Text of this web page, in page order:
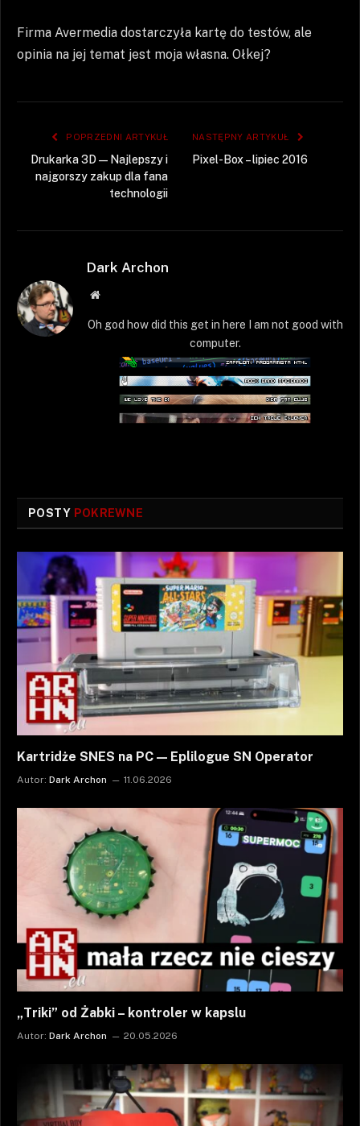
Firma Avermedia dostarczyła kartę do testów, ale
opinia na jej temat jest moja własna. Ołkej?
POPRZEDNI ARTYKUŁ
Drukarka 3D — Najlepszy i
najgorszy zakup dla fana
technologii
NASTĘPNY ARTYKUŁ
Pixel-Box – lipiec 2016
Dark Archon
Strona
Oh god how did this get in here I am not good with
computer.
POSTY POKREWNE
Kartridże SNES na PC — Eplilogue SN Operator
Autor: Dark Archon 11.06.2026
„Triki” od Żabki – kontroler w kapslu
Autor: Dark Archon 20.05.2026